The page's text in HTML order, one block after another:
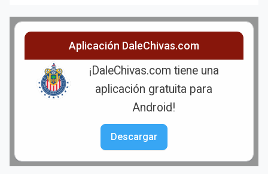
Aplicación DaleChivas.com
¡DaleChivas.com tiene una
aplicación gratuita para
Android!
Descargar